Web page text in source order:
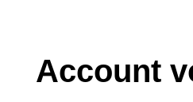
Account